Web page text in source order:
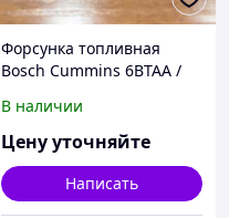
Форсунка топливная
Bosch Cummins 6BTAA /
автомобилей Валдай,
ПАЗ, КамАЗ-4308, Foton
В наличии
Цену уточняйте
Написать